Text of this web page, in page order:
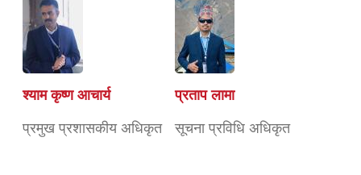
श्याम कृष्ण आचार्य
प्रमुख प्रशासकीय अधिकृत
प्रताप लामा
सूचना प्रविधि अधिकृत